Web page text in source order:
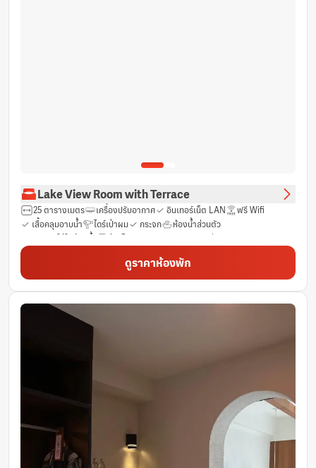
Lake View Room with Terrace
25 ตารางเมตร เครื่องปรับอากาศ อินเทอร์เน็ต LAN
ฟรี Wifi
เสื้อคลุมอาบน้ำ
ไดร์เป่าผม กระจก
ห้องน้ำส่วนตัว
ฟรีของใช้ในห้องน้ำ
ผ้าเช็ดตัว บริการสตรีมมิง เช่น Netflix
มินิบาร์ ตู้เย็น แก้วไวน์
ตู้เสื้อผ้า
ราวแขวนเสื้อ เครื่องตรวจจับควัน ห้องปลอดบุหรี่
ระเบียง
ม่านทึบแสง
ช่องเคเบิ้ล
ดูราคาห้องพัก